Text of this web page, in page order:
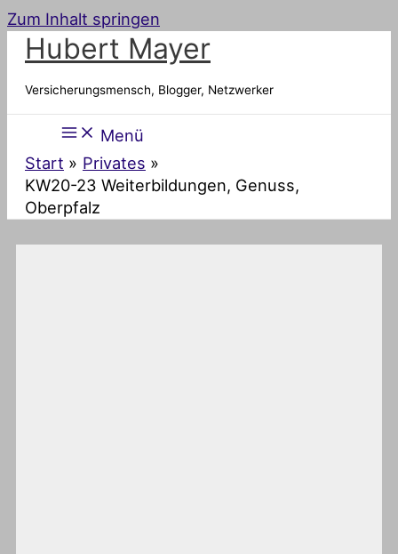
Zum Inhalt springen
Hubert Mayer
Versicherungsmensch, Blogger, Netzwerker
Menü
Start
Privates
KW20-23 Weiterbildungen, Genuss,
Oberpfalz